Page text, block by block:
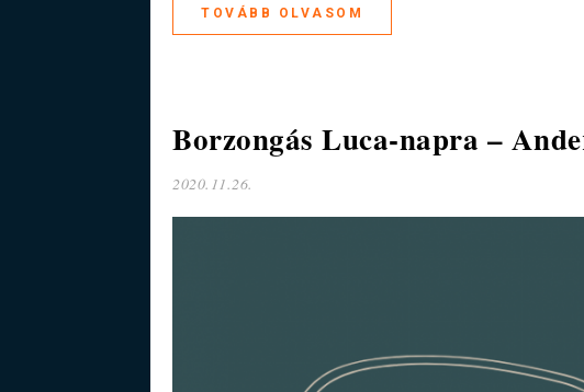
TOVÁBB OLVASOM
Borzongás Luca-napra –
2020.11.26.